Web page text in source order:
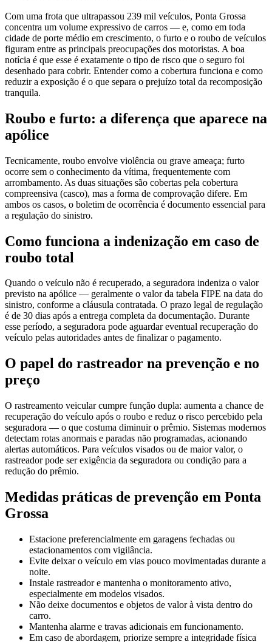
Com uma frota que ultrapassou 239 mil veículos, Ponta Grossa
concentra um volume expressivo de carros — e, como em toda
cidade de porte médio em crescimento, o furto e o roubo de veículos
figuram entre as principais preocupações dos motoristas. A boa
notícia é que esse é exatamente o tipo de risco que o seguro foi
desenhado para cobrir. Entender como a cobertura funciona e como
reduzir a exposição é o que separa o prejuízo total da recomposição
tranquila.
Roubo e furto: a diferença que aparece na
apólice
Tecnicamente, roubo envolve violência ou grave ameaça; furto
ocorre sem o conhecimento da vítima, frequentemente com
arrombamento. As duas situações são cobertas pela cobertura
compreensiva (casco), mas a forma de comprovação difere. Em
ambos os casos, o boletim de ocorrência é documento essencial para
a regulação do sinistro.
Como funciona a indenização em caso de
roubo total
Quando o veículo não é recuperado, a seguradora indeniza o valor
previsto na apólice — geralmente o valor da tabela FIPE na data do
sinistro, conforme a cláusula contratada. O prazo legal de regulação
é de 30 dias após a entrega completa da documentação. Durante
esse período, a seguradora pode aguardar eventual recuperação do
veículo pelas autoridades antes de finalizar o pagamento.
O papel do rastreador na prevenção e no
preço
O rastreamento veicular cumpre função dupla: aumenta a chance de
recuperação do veículo após o roubo e reduz o risco percebido pela
seguradora — o que costuma diminuir o prêmio. Sistemas modernos
detectam rotas anormais e paradas não programadas, acionando
alertas automáticos. Para veículos visados ou de maior valor, o
rastreador pode ser exigência da seguradora ou condição para a
redução do prêmio.
Medidas práticas de prevenção em Ponta
Grossa
Estacione preferencialmente em garagens fechadas ou
estacionamentos com vigilância.
Evite deixar o veículo em vias pouco movimentadas durante a
noite.
Instale rastreador e mantenha o monitoramento ativo,
especialmente em modelos visados.
Não deixe documentos e objetos de valor à vista dentro do
carro.
Mantenha alarme e travas adicionais em funcionamento.
Em caso de abordagem, priorize sempre a integridade física